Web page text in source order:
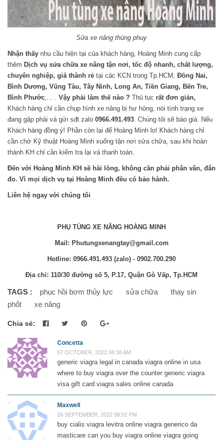
Sửa xe nâng thùng phuy
Nhận thấy nhu cầu hiện tại của khách hàng, Hoàng Minh cung cấp
thêm Dịch vụ sửa chữa xe nâng tận nơi, tốc độ nhanh, chất lượng,
chuyên nghiệp, giá thành rẻ tại các KCN trong Tp.HCM, Đồng Nai,
Bình Dương, Vũng Tàu, Tây Ninh, Long An, Tiền Giang, Bến Tre,
Bình Phước,... . Vậy phải làm thế nào ? Thủ tục rất đơn giản,
Khách hàng chỉ cần chụp hình xe nâng bị hư hỏng, nói tình trạng xe
đang gặp phải và gửi sđt zalo 0966.491.493. Chúng tôi sẽ báo giá. Nếu
Khách hàng đồng ý! Phần còn lại để Hoàng Minh lo! Khách hàng chỉ
cần chờ Kỹ thuật Hoàng Minh xuống tận nơi sửa chữa, sau khi hoàn
thành KH chỉ cần kiểm tra lại và thanh toán.
Đến với Hoàng Minh KH sẽ hài lòng, không cần phải phân vân, đắn
đo. Vì mọi dịch vụ tại Hoàng Minh đều có bảo hành.
Liên hệ ngay với chúng tôi
PHỤ TÙNG XE NÂNG HOÀNG MINH
Mail: Phutungxenangtay@gmail.com
Hotline: 0966.491.493 (zalo) - 0902.700.290
Địa chỉ: 110/30 đường số 5, P.17, Quận Gò Vấp, Tp.HCM
TAGS : phục hồi bơm thủy lực sửa chữa
thay sin
phốt
xe nâng
Chia sẻ:
Concetta
07 OCTOBER, 2022 06:38 AM
generic viagra legal in canada viagra online in usa
where to buy viagra over the counter generic viagra
visa gift card viagra sales online canada
Maxwell
26 SEPTEMBER, 2022 08:52 PM
buy cialis viagra levitra online viagra generico da
masticare can you buy viagra online viagra going